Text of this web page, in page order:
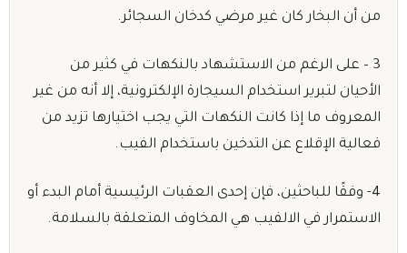
من أن البخار كان غير مرضي كدخان السجائر.
3 – على الرغم من الاستشهاد بالنكهات في كثير من
الأحيان لتبرير استخدام السيجارة الإلكترونية، إلا أنه من غير
المعروف ما إذا كانت النكهات التي يجب اختيارها تزيد من
فعالية الإقلاع عن التدخين باستخدام الفيب.
4- وفقًا للباحثين، فإن إحدى العقبات الرئيسية أمام البدء أو
الاستمرار في الالفيب هي المخاوف المتعلقة بالسلامة.